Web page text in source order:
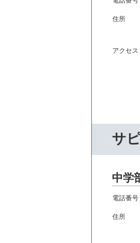
サ
中学